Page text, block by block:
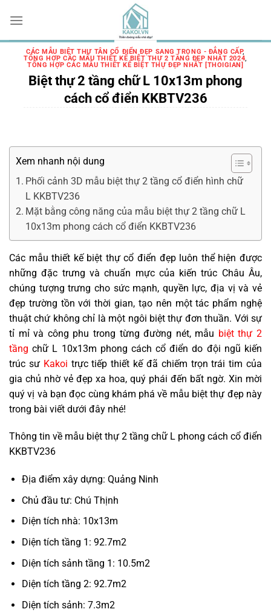
đến
nội
CÁC MẪU BIỆT THỰ TÂN CỔ ĐIỂN ĐẸP SANG TRỌNG - ĐẲNG CẤP,
TỔNG HỢP CÁC MẪU THIẾT KẾ BIỆT THỰ 2 TẦNG ĐẸP NHẤT 2024,
TỔNG HỢP CÁC MẪU THIẾT KẾ BIỆT THỰ ĐẸP NHẤT [THOIGIAN]
Biệt thự 2 tầng chữ L 10x13m phong
cách cổ điển KKBTV236
Xem nhanh nội dung
Phối cảnh 3D mẫu biệt thự 2 tầng cổ điển hình chữ
L KKBTV236
Mặt bằng công năng của mẫu biệt thự 2 tầng chữ L
10x13m phong cách cổ điển KKBTV236
Các mẫu thiết kế biệt thự cổ điển đẹp luôn thể hiện được
những đặc trưng và chuẩn mực của kiến trúc Châu Âu,
chúng tượng trưng cho sức mạnh, quyền lực, địa vị và vẻ
đẹp trường tồn với thời gian, tạo nên một tác phẩm nghệ
thuật chứ không chỉ là một ngôi biệt thự đơn thuần. Với sự
tỉ mỉ và công phu trong từng đường nét, mẫu biệt thự 2
tầng chữ L 10x13m phong cách cổ điển do đội ngũ kiến
trúc sư Kakoi trực tiếp thiết kế đã chiếm trọn trái tim của
gia chủ nhờ vẻ đẹp xa hoa, quý phái đến bất ngờ. Xin mời
quý vị và bạn đọc cùng khám phá về mẫu biệt thự đẹp này
trong bài viết dưới đây nhé!
Thông tin về mẫu biệt thự 2 tầng chữ L phong cách cổ điển
KKBTV236
Địa điểm xây dựng: Quảng Ninh
Chủ đầu tư: Chú Thịnh
Diện tích nhà: 10x13m
Diện tích tầng 1: 92.7m2
Diện tích sảnh tầng 1: 10.5m2
Diện tích tầng 2: 92.7m2
Diện tích sảnh: 7.3m2